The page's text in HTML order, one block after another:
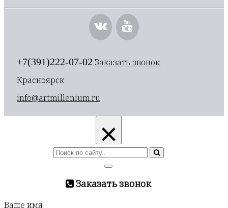
+7(391)222-07-02 Заказать звонок
Красноярск
info@artmillenium.ru
×
Заказать звонок
Ваше имя